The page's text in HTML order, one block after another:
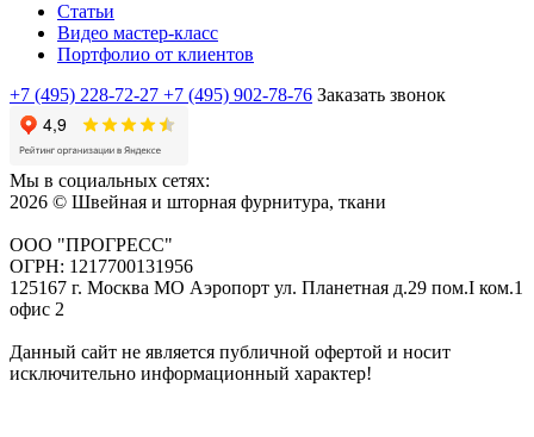
Статьи
Видео мастер-класс
Портфолио от клиентов
+7 (495) 228-72-27 +7 (495) 902-78-76 Заказать звонок
Мы в социальных сетях:
2026 © Швейная и шторная фурнитура, ткани
ООО "ПРОГРЕСС"
ОГРН: 1217700131956
125167 г. Москва МО Аэропорт ул. Планетная д.29 пом.I ком.1
офис 2
Данный сайт не является публичной офертой и носит
исключительно информационный характер!